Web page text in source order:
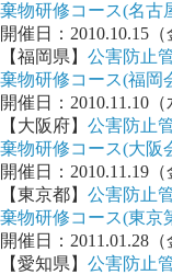
棄物研修コース(名古
開催日：2010.10.15（
【福岡県】 公害防止
棄物研修コース(福岡
開催日：2010.11.10（
【大阪府】 公害防止
棄物研修コース(大阪
開催日：2010.11.19（
【東京都】 公害防止
棄物研修コース(東京
開催日：2011.01.28（
【愛知県】 公害防止